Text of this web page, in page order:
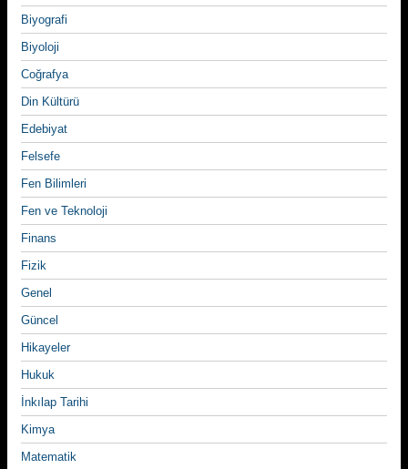
Biyografi
Biyoloji
Coğrafya
Din Kültürü
Edebiyat
Felsefe
Fen Bilimleri
Fen ve Teknoloji
Finans
Fizik
Genel
Güncel
Hikayeler
Hukuk
İnkılap Tarihi
Kimya
Matematik